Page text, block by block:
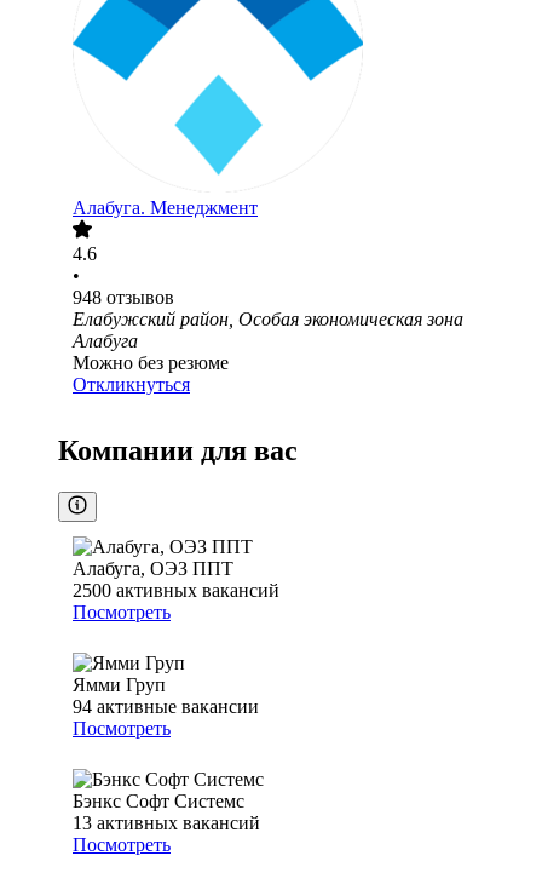
Алабуга. Менеджмент
4.6
•
948 отзывов
Елабужский район, Особая экономическая зона
Алабуга
Можно без резюме
Откликнуться
Компании для вас
Алабуга, ОЭЗ ППТ
2500 активных вакансий
Посмотреть
Ямми Груп
94 активные вакансии
Посмотреть
Бэнкс Софт Системс
13 активных вакансий
Посмотреть